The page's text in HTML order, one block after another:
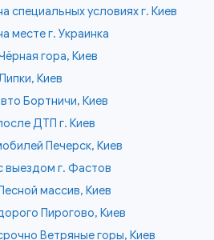
специальных условиях г. Киев
месте г. Украинка
гора, Киев
Киев
Бортничи, Киев
ДТП г. Киев
Печерск, Киев
выездом г. Фастов
массив, Киев
Пирогово, Киев
Ветряные горы, Киев